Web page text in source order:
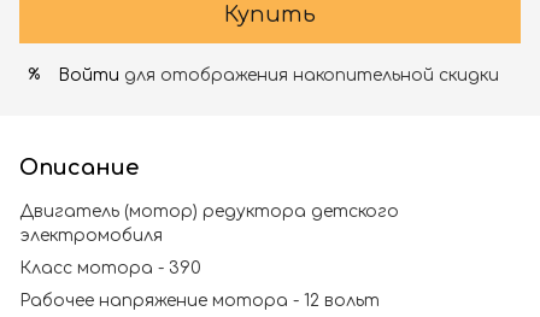
Купить
% Войти для отображения накопительной скидки
Описание
Двигатель (мотор) редуктора детского
электромобиля
Класс мотора - 390
Рабочее напряжение мотора - 12 вольт